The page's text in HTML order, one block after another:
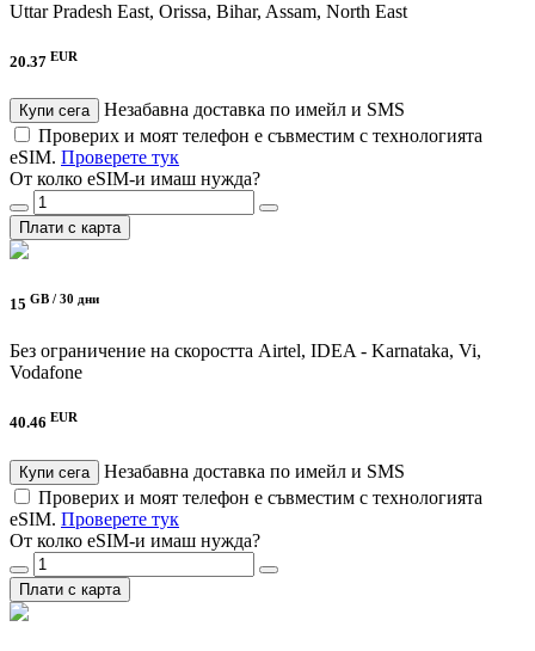
Uttar Pradesh East, Orissa, Bihar, Assam, North East
20.37 EUR
Купи сега
Незабавна доставка по имейл и SMS
Проверих и моят телефон е съвместим с технологията
eSIM. Проверете тук
От колко eSIM-и имаш нужда?
Плати с карта
15 GB / 30 дни
Без ограничение на скоростта Airtel, IDEA - Karnataka, Vi,
Vodafone
40.46 EUR
Купи сега
Незабавна доставка по имейл и SMS
Проверих и моят телефон е съвместим с технологията
eSIM. Проверете тук
От колко eSIM-и имаш нужда?
Плати с карта